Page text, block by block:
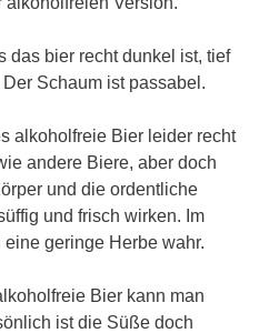
das bier recht dunkel ist, tief
Schaum ist passabel.
alkoholfreie Bier leider recht
andere Biere, aber doch
und die ordentliche
und frisch wirken. Im
geringe Herbe wahr.
Bier kann man
ist die Süße doch